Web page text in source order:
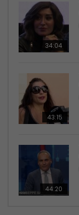
34:04
43:15
44:20